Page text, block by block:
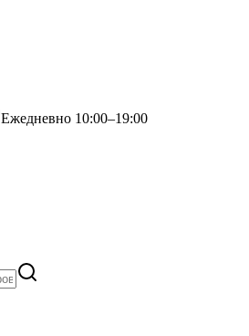
Ежедневно 10:00–19:00